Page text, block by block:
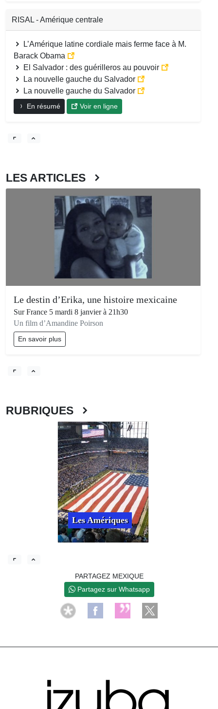
RISAL - Amérique centrale
L’Amérique latine cordiale mais ferme face à M.
Barack Obama
El Salvador : des guérilleros au pouvoir
La nouvelle gauche du Salvador
La nouvelle gauche du Salvador
En résumé Voir en ligne
LES ARTICLES
Le destin d’Erika, une histoire mexicaine
Sur France 5 mardi 8 janvier à 21h30
Un film d’Amandine Poirson
En savoir plus
RUBRIQUES
Les Amériques
PARTAGEZ MEXIQUE
Partagez sur Whatsapp